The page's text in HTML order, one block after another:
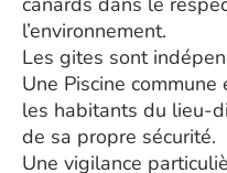
l’environnement.
Les gites sont
Une Piscine
les habitants du lieu-
de sa propre sécurité.
Une vigilance